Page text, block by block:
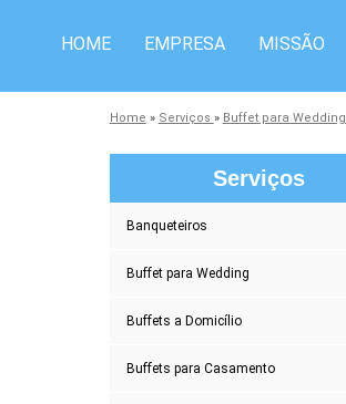
HOME EMPRESA MISSÃO
Home » Serviços » Buffet para Wedding
Serviços
Banqueteiros
Buffet para Wedding
Buffets a Domicílio
Buffets para Casamento